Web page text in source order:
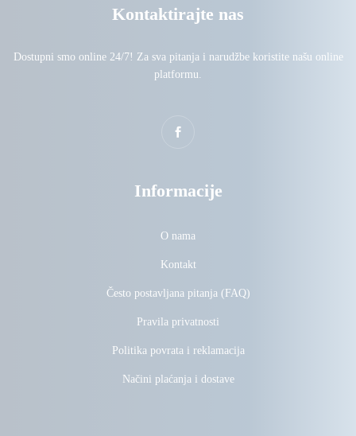
Kontaktirajte nas
Dostupni smo online 24/7! Za sva pitanja i narudžbe koristite našu online
platformu.
Informacije
O nama
Kontakt
Često postavljana pitanja (FAQ)
Pravila privatnosti
Politika povrata i reklamacija
Načini plaćanja i dostave